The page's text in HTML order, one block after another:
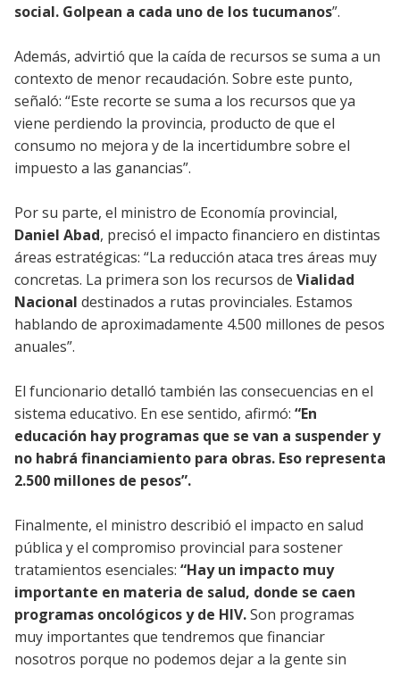
social. Golpean a cada uno de los tucumanos”.
Además, advirtió que la caída de recursos se suma a un
contexto de menor recaudación. Sobre este punto,
señaló: “Este recorte se suma a los recursos que ya
viene perdiendo la provincia, producto de que el
consumo no mejora y de la incertidumbre sobre el
impuesto a las ganancias”.
Por su parte, el ministro de Economía provincial,
Daniel Abad, precisó el impacto financiero en distintas
áreas estratégicas: “La reducción ataca tres áreas muy
concretas. La primera son los recursos de Vialidad
Nacional destinados a rutas provinciales. Estamos
hablando de aproximadamente 4.500 millones de pesos
anuales”.
El funcionario detalló también las consecuencias en el
sistema educativo. En ese sentido, afirmó: “En
educación hay programas que se van a suspender y
no habrá financiamiento para obras. Eso representa
2.500 millones de pesos”.
Finalmente, el ministro describió el impacto en salud
pública y el compromiso provincial para sostener
tratamientos esenciales: “Hay un impacto muy
importante en materia de salud, donde se caen
programas oncológicos y de HIV.Son programas
muy importantes que tendremos que financiar
nosotros porque no podemos dejar a la gente sin